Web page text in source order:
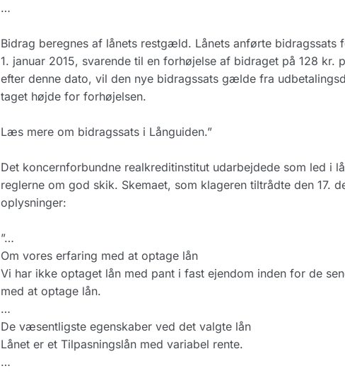
…
Bidrag beregnes af lånets restgæld. Lånets anførte
1. januar 2015, svarende til en forhøjelse af bidraget på 128 kr.
efter denne dato, vil den nye bidragssats gælde fra
taget højde for forhøjelsen.
Læs mere om bidragssats i Långuiden.”
Det koncernforbundne realkreditinstitut udarbejdede som led i
reglerne om god skik. Skemaet, som klageren tiltrådte den 17.
oplysninger:
”…
Om vores erfaring med at optage lån
Vi har ikke optaget lån med pant i fast ejendom inden for de
med at optage lån.
…
De væsentligste egenskaber ved det valgte lån
Lånet er et Tilpasningslån med variabel rente.
…